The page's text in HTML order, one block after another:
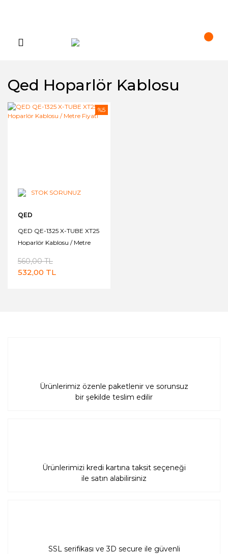
Qed Hoparlör Kablosu
%5
STOK SORUNUZ
QED
QED QE-1325 X-TUBE XT25
Hoparlör Kablosu / Metre
560,00 TL
532,00 TL
Ürünlerimiz özenle paketlenir ve sorunsuz
bir şekilde teslim edilir
Ürünlerimizi kredi kartına taksit seçeneği
ile satın alabilirsiniz
SSL serifikası ve 3D secure ile güvenli